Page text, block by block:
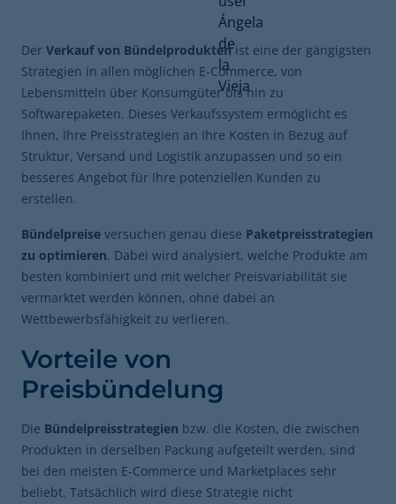
Der Verkauf von Bündelproduktenist eine der gängigsten
Strategien in allen möglichen E-Commerce, von
Lebensmitteln über Konsumgüter bis hin zu
Softwarepaketen. Dieses Verkaufssystem ermöglicht es
Ihnen, Ihre Preisstrategien an Ihre Kosten in Bezug auf
Struktur, Versand und Logistik anzupassen und so ein
besseres Angebot für Ihre potenziellen Kunden zu
erstellen.
Bündelpreise versuchen genau diese Paketpreisstrategien
zu optimieren. Dabei wird analysiert, welche Produkte am
besten kombiniert und mit welcher Preisvariabilität sie
vermarktet werden können, ohne dabei an
Wettbewerbsfähigkeit zu verlieren.
Vorteile von
Preisbündelung
Die Bündelpreisstrategien bzw. die Kosten, die zwischen
Produkten in derselben Packung aufgeteilt werden, sind
bei den meisten E-Commerce und Marketplaces sehr
beliebt. Tatsächlich wird diese Strategie nicht